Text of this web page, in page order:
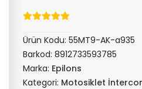
Ürün Kodu: 55MT9-AK-a935
Barkod: 8912733593785
Marka: Epilons
Kategori: Motosiklet